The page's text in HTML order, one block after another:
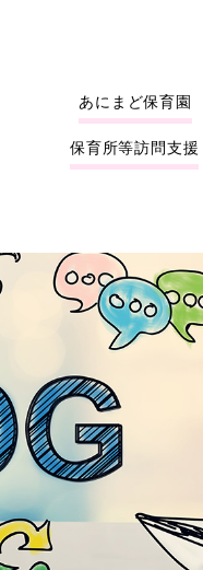
あにまど保育園
保育所等訪問支援